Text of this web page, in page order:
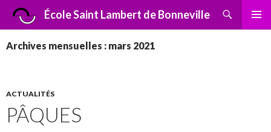
École Saint Lambert de Bonneville
Recherche
ALLER
CONTENU
Archives mensuelles : mars 2021
ACTUALITÉS
PÂQUES